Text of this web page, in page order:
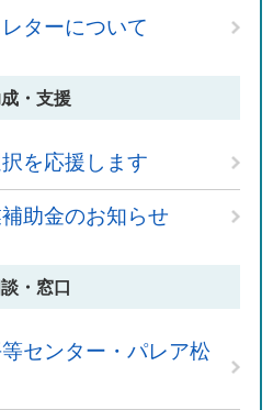
ターについて
・支援
を応援します
助金のお知らせ
・窓口
センター・パレア松